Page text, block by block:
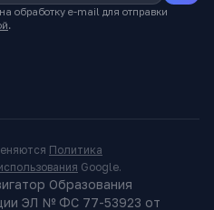
обработку e-mail для отправки
.
Политика
Google.
Образования
ЭЛ № ФС 77-53923 от